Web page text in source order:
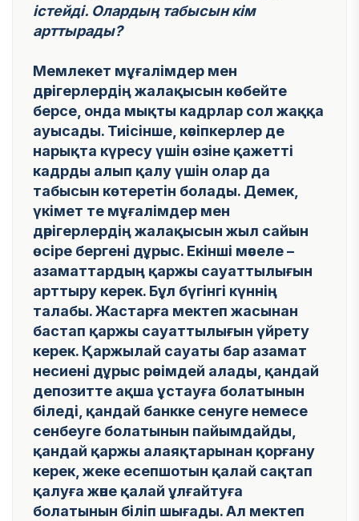
істейді. Олардың табысын кім
арттырады?
Мемлекет мұғалімдер мен
дәрігерлердің жалақысын көбейте
берсе, онда мықты кадрлар сол жаққа
ауысады. Тиісінше, кәсіпкерлер де
нарықта күресу үшін өзіне қажетті
кадрды алып қалу үшін олар да
табысын көтеретін болады. Демек,
үкімет те мұғалімдер мен
дәрігерлердің жалақысын жыл сайын
өсіре бергені дұрыс. Екінші мәселе –
азаматтардың қаржы сауаттылығын
арттыру керек. Бұл бүгінгі күннің
талабы. Жастарға мектеп жасынан
бастап қаржы сауаттылығын үйрету
керек. Қаржылай сауаты бар азамат
несиені дұрыс рәсімдей алады, қандай
депозитте ақша ұстауға болатынын
біледі, қандай банкке сенуге немесе
сенбеуге болатынын пайымдайды,
қандай қаржы алаяқтарынан қорғану
керек, жеке есепшотын қалай сақтап
қалуға және қалай ұлғайтуға
болатынын біліп шығады. Ал мектеп